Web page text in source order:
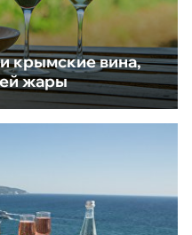
крымские вина,
жары